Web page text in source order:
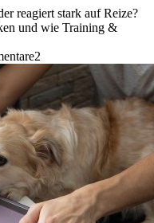
reagiert stark auf Reize?
und wie Training &
2